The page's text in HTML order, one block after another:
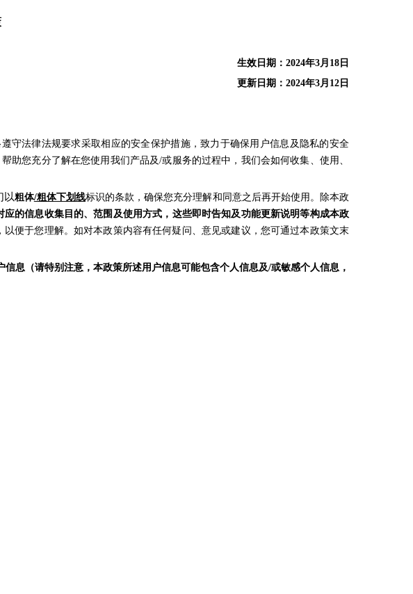
生效日期：2024年3月18日
更新日期：2024年3月12日
守法律法规要求采取相应的安全保护措施，致力于确保用户信息及隐私的安全
帮助您充分了解在您使用我们产品及/或服务的过程中，我们会如何收集、使用、
以粗体/粗体下划线标识的条款，确保您充分理解和同意之后再开始使用。除本政
应的信息收集目的、范围及使用方式，这些即时告知及功能更新说明等构成本政
便于您理解。如对本政策内容有任何疑问、意见或建议，您可通过本政策文末
息（请特别注意，本政策所述用户信息可能包含个人信息及/或敏感个人信息，